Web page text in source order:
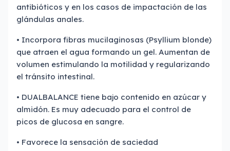
antibióticos y en los casos de impactación de las
glándulas anales.
• Incorpora fibras mucilaginosas (Psyllium blonde)
que atraen el agua formando un gel. Aumentan de
volumen estimulando la motilidad y regularizando
el tránsito intestinal.
• DUALBALANCE tiene bajo contenido en azúcar y
almidón. Es muy adecuado para el control de
picos de glucosa en sangre.
• Favorece la sensación de saciedad